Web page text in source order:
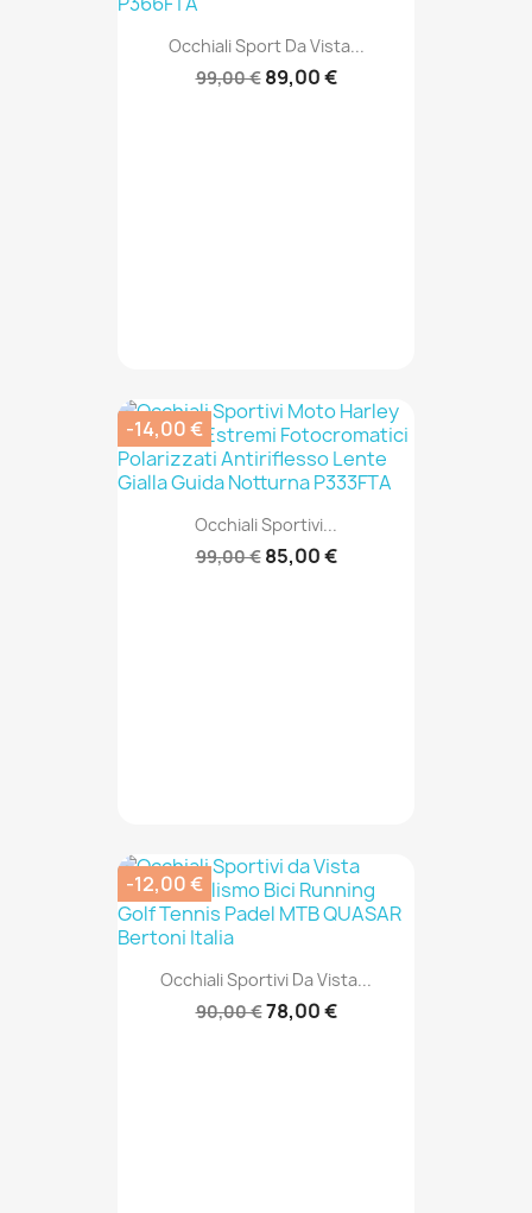
Occhiali Sport Da Vista...
99,00 € 89,00 €
Occhiali Sportivi...
99,00 € 85,00 €
-14,00 €
Occhiali Sportivi Da Vista...
90,00 €78,00 €
-12,00 €